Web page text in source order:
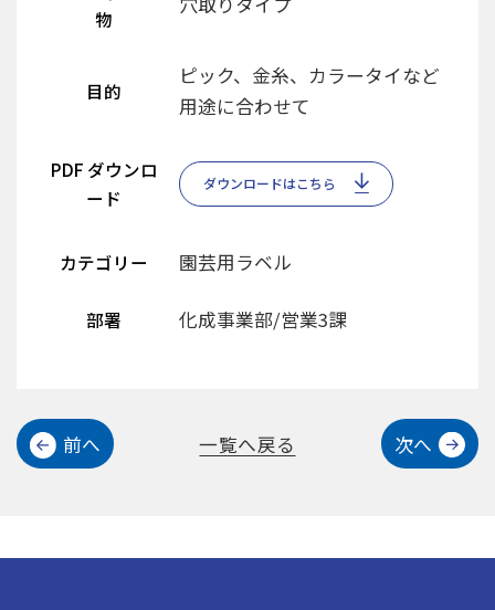
物
目的
ピック、金糸、カラータイなど
用途に合わせて
PDF ダウンロ
ード
ダウンロードはこちら
カテゴリー 園芸用ラベル
部署 化成事業部/営業3課
前へ 一覧へ戻る 次へ